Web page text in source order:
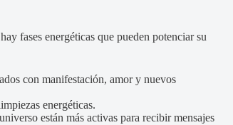
fases energéticas que pueden potenciar su
con manifestación, amor y nuevos
energéticas.
están más activas para recibir mensajes